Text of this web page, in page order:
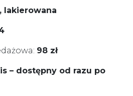
lakierowana
98 zł
– dostępny od razu po